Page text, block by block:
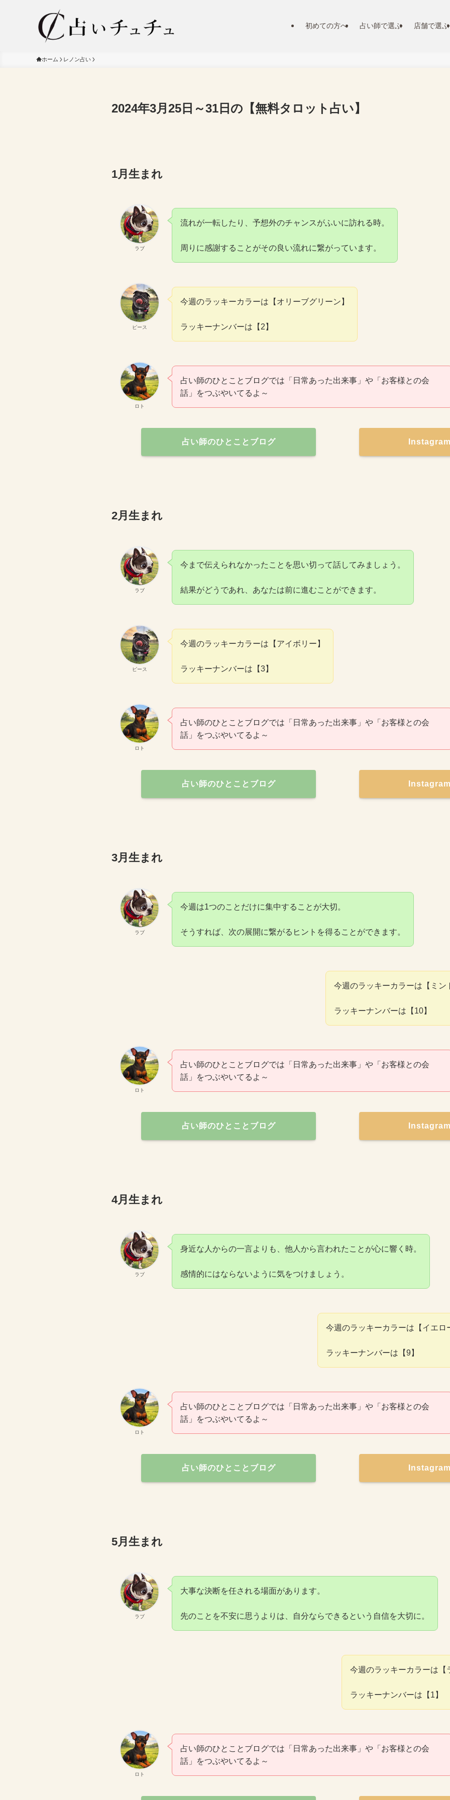
初めての方へ 占い師で選ぶ 店舗で選ぶ
ホーム レノン占い
2024年3月25日～31日の【無料タロット占い】
1月生まれ
ラブ
流れが一転したり、予想外のチャンスがふいに訪れる時。
周りに感謝することがその良い流れに繋がっています。
ピース
今週のラッキーカラーは【オリーブグリーン】
ラッキーナンバーは【2】
ロト
占い師のひとことブログでは「日常あった出来事」や「お客様との会
話」をつぶやいてるよ～
占い師のひとことブログ
2月生まれ
ラブ
今まで伝えられなかったことを思い切って話してみましょう。
結果がどうであれ、あなたは前に進むことができます。
ピース
今週のラッキーカラーは【アイボリー】
ラッキーナンバーは【3】
ロト
占い師のひとことブログでは「日常あった出来事」や「お客様との会
話」をつぶやいてるよ～
占い師のひとことブログ
3月生まれ
ラブ
今週は1つのことだけに集中することが大切。
そうすれば、次の展開に繋がるヒントを得ることができます。
今週のラッキーカラーは【ミン
ラッキーナンバーは【10】
ロト
占い師のひとことブログでは「日常あった出来事」や「お客様との会
話」をつぶやいてるよ～
占い師のひとことブログ
4月生まれ
ラブ
身近な人からの一言よりも、他人から言われたことが心に響く時。
感情的にはならないように気をつけましょう。
今週のラッキーカラーは【イエロ
ラッキーナンバーは【9】
ロト
占い師のひとことブログでは「日常あった出来事」や「お客様との会
話」をつぶやいてるよ～
占い師のひとことブログ
5月生まれ
ラブ
大事な決断を任される場面があります。
先のことを不安に思うよりは、自分ならできるという自信を大切に。
今週のラッキーカラーは【
ラッキーナンバーは【1】
ロト
占い師のひとことブログでは「日常あった出来事」や「お客様との会
話」をつぶやいてるよ～